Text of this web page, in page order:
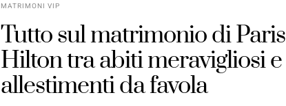
MATRIMONI VIP
Tutto sul matrimonio di Paris
Hilton tra abiti meravigliosi e
allestimenti da favola